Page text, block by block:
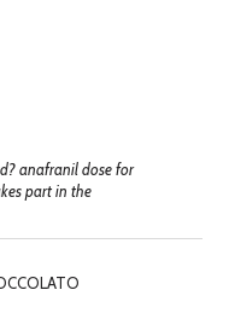
anafranil dose for
part in the